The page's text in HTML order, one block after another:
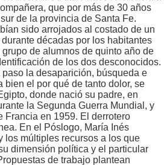
que por más de 30 años
de la provincia de Santa Fe.
sido arrojados al costado de un
décadas por los habitantes
de alumnos de quinto año de
de los dos desconocidos.
la desaparición, búsqueda e
el por qué de tanto dolor, se
donde nació su padre, en
la Segunda Guerra Mundial, y
Francia en 1959. El derrotero
En el Póslogo, María Inés
los múltiples recursos a los que
dimensión política y el particular
de trabajo plantean